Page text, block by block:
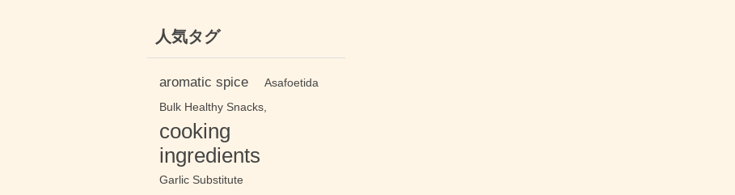
人気タグ
aromatic spice
Asafoetida
Bulk Healthy Snacks,
cooking
ingredients
Garlic Substitute